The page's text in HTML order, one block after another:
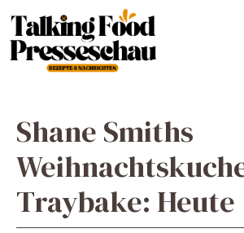
Inhalt
springen
Shane Smiths
Traybake: Heute